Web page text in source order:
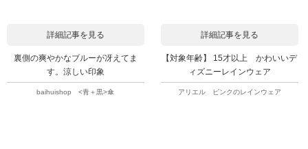
詳細記事を見る
裏側の爽やかなブルーが冴えてま
す。涼しい印象
baihuishop <青＋黒>傘
詳細記事を見る
【対象年齢】 15才以上 かわいいデ
ィズニーレインウェア
アリエル ピンクのレインウェア